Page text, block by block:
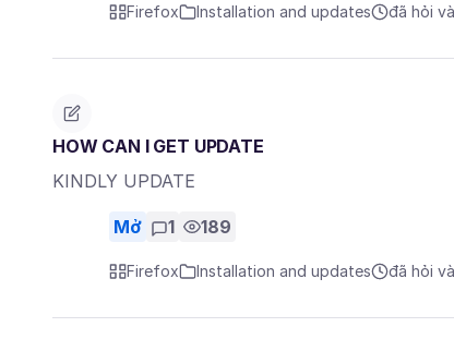
Firefox Installation and updates đã hỏi
HOW CAN I GET UPDATE
KINDLY UPDATE
Mở 1 189
Firefox Installation and updates đã hỏi